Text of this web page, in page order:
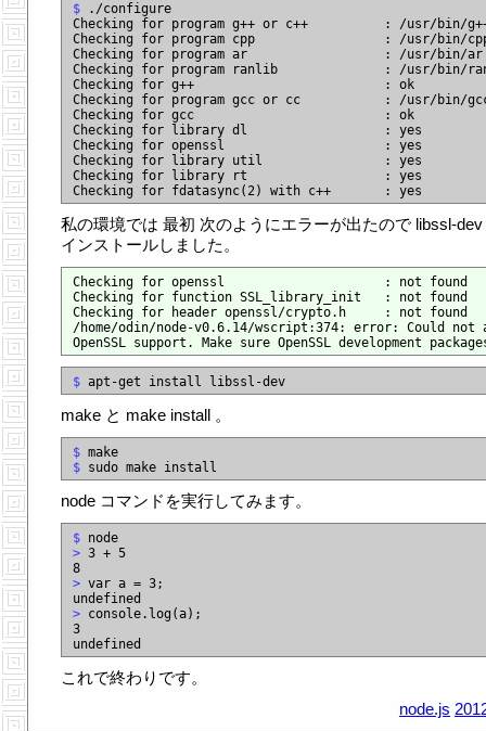
$ ./configure
Checking for program g++ or c++          : /usr/bin/
Checking for program cpp                 : /usr/bin/
Checking for program ar                  : /usr/bin/ar
Checking for program ranlib              : /usr/bin/
Checking for g++                         : ok
Checking for program gcc or cc           : /usr/bin/
Checking for gcc                         : ok
Checking for library dl                  : yes
Checking for openssl                     : yes
Checking for library util                : yes
Checking for library rt                  : yes
私の環境では 最初 次のようにエラーが出たので libssl-dev
インストールしました。
Checking for openssl                     : not found
Checking for function SSL_library_init   : not found
Checking for header openssl/crypto.h     : not found
/home/odin/node-v0.6.14/wscript:374: error: Could not
$
make と make install 。
$
$
node コマンドを実行してみます。
$
> 3 + 5
> var a = 3;
> console.log(a);
3
これで終わりです。
node.js